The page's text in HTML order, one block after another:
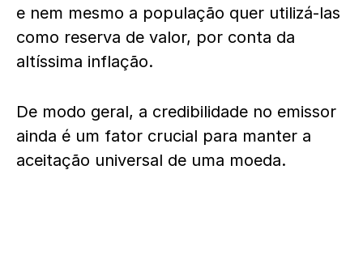
e nem mesmo a população quer utilizá-las
como reserva de valor, por conta da
altíssima inflação.
De modo geral, a credibilidade no emissor
ainda é um fator crucial para manter a
aceitação universal de uma moeda.